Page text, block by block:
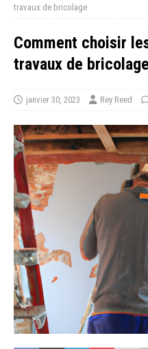
travaux de bricolage
Comment choisir
travaux de bricolage
janvier 30, 2023 Rey Reed